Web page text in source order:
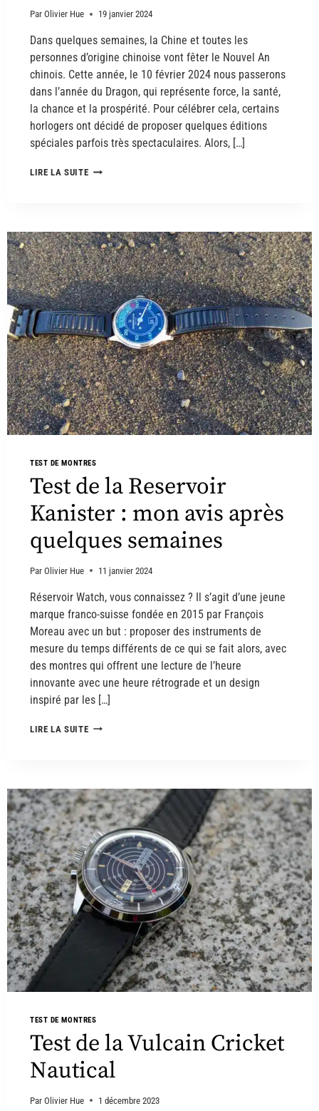
Par Olivier Hue 19 janvier 2024
Dans quelques semaines, la Chine et toutes les
personnes d’origine chinoise vont fêter le Nouvel An
chinois. Cette année, le 10 février 2024 nous passerons
dans l’année du Dragon, qui représente force, la santé,
la chance et la prospérité. Pour célébrer cela, certains
horlogers ont décidé de proposer quelques éditions
spéciales parfois très spectaculaires. Alors, […]
LIRE LA SUITE
TEST DE MONTRES
Test de la Reservoir
Kanister : mon avis après
quelques semaines
Par Olivier Hue 11 janvier 2024
Réservoir Watch, vous connaissez ? Il s’agit d’une jeune
marque franco-suisse fondée en 2015 par François
Moreau avec un but : proposer des instruments de
mesure du temps différents de ce qui se fait alors, avec
des montres qui offrent une lecture de l’heure
innovante avec une heure rétrograde et un design
inspiré par les […]
LIRE LA SUITE
TEST DE MONTRES
Test de la Vulcain Cricket
Nautical
Par Olivier Hue 1 décembre 2023